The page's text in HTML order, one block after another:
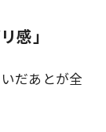
感」
だあとが全